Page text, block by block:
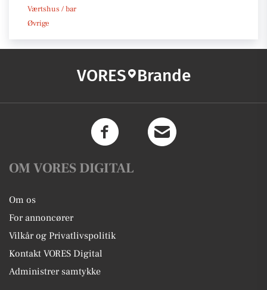
Værtshus / bar
Øvrige
VORES Brande
OM VORES DIGITAL
Om os
For annoncører
Vilkår og Privatlivspolitik
Kontakt VORES Digital
Administrer samtykke